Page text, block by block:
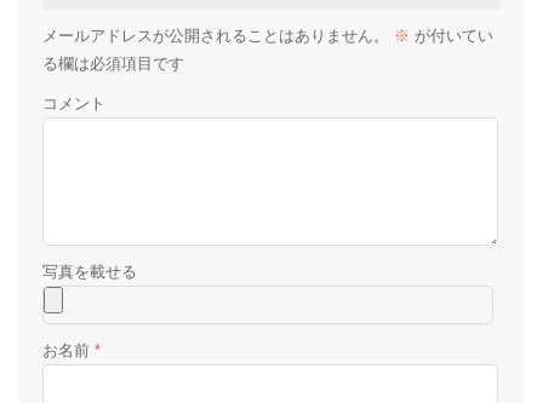
メールアドレスが公開されることはありません。 ※ が付いてい
る欄は必須項目です
コメント
お名前 *